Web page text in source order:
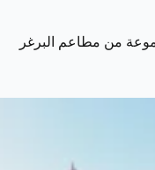
تجمع بين الإطلالات البحرية الساحرة والمطاعم العصرية التي تقدم أشهى المأكولات، وفي عام 2026، برزت مجموعة من مطاعم البرغر